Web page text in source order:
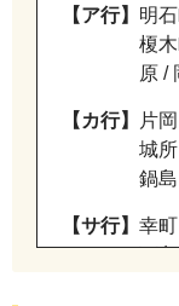
【ア行】 明
榎
原 /
【カ行】
片
城
鍋
【サ行】 幸
下